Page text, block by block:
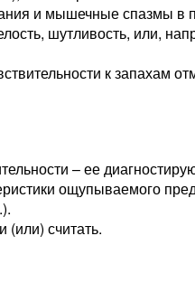
и мышечные спазмы в
шутливость, или,
к запахам
– ее
ощупываемого
(или) считать.